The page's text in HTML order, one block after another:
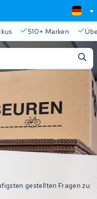
Über 45.000 Akkus
gestellten Fragen zu
leer.
2 Jahre Garantie
Schließen
Suchleiste, um zu suchen